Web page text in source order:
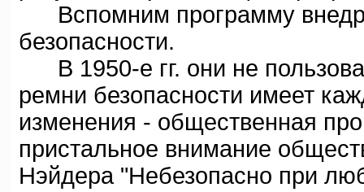
Вспомним программу
безопасности.
В 1950-е гг. они не
ремни безопасности имеет
изменения - общественная
пристальное внимание
Нэйдера "Небезопасно при